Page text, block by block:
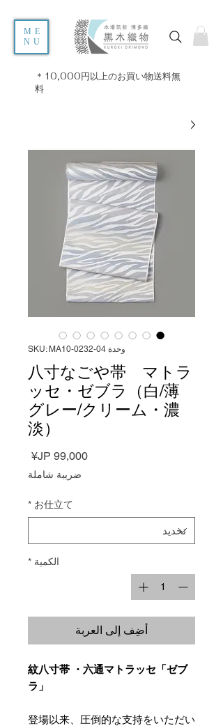
ME
NU
＊10,000円以上のお買い物送料無
料
وحدة SKU: MA10-0232-04
八寸なごや帯 マトラ
ッセ・ゼブラ（白/薄
グレー/クリーム・濃
淡）
السعر
ضريبة شاملة
お仕立て
*
الكمية *
أضِف إلى العربة
紋八寸帯 ・六通マトラッセ「ゼブ
ラ」
登場以来、圧倒的な支持をいただい